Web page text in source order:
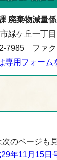
廃棄物減量係
緑ケ丘一丁
7985 ファ
専用フォーム
のページも
年11月15日